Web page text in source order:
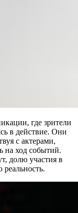
где зрители
в действие. Они
с актерами,
на ход событий.
долю участия в